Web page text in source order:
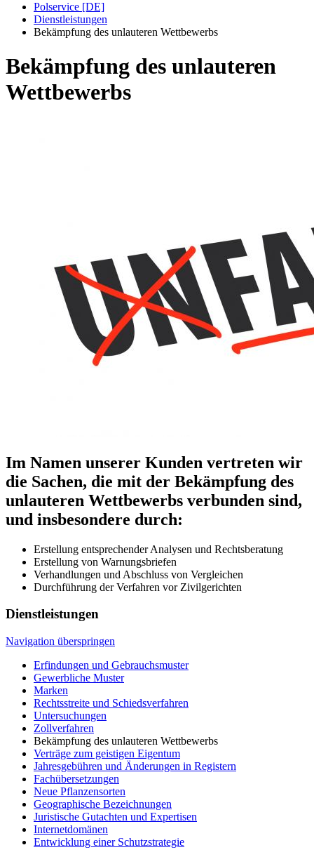
Polservice [DE]
Dienstleistungen
Bekämpfung des unlauteren Wettbewerbs
Bekämpfung des unlauteren
Wettbewerbs
Im Namen unserer Kunden vertreten wir
die Sachen, die mit der Bekämpfung des
unlauteren Wettbewerbs verbunden sind,
und insbesondere durch:
Erstellung entsprechender Analysen und Rechtsberatung
Erstellung von Warnungsbriefen
Verhandlungen und Abschluss von Vergleichen
Durchführung der Verfahren vor Zivilgerichten
Dienstleistungen
Navigation überspringen
Erfindungen und Gebrauchsmuster
Gewerbliche Muster
Marken
Rechtsstreite und Schiedsverfahren
Untersuchungen
Zollverfahren
Bekämpfung des unlauteren Wettbewerbs
Verträge zum geistigen Eigentum
Jahresgebühren und Änderungen in Registern
Fachübersetzungen
Neue Pflanzensorten
Geographische Bezeichnungen
Juristische Gutachten und Expertisen
Internetdomänen
Entwicklung einer Schutzstrategie